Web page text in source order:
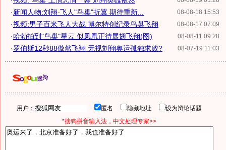
08-08-18 15:53
·新闻人物:刘翔-飞人"鸟巢"折翼 期待重新...
08-08-17 07:09
·视频:男子百米飞人大战 博尔特创纪录鸟巢飞翔
08-08-11 09:28
·哈勃拍到"鸟巢"星云 似凤凰正待展翅飞翔(图)
08-07-19 11:03
·罗伯斯12秒88傲然飞翔 无视刘翔奥运孤独求败?
用户： 匿名 隐藏地址
设为辩论话题
*搜狗拼音输入法，中文处理专家>>